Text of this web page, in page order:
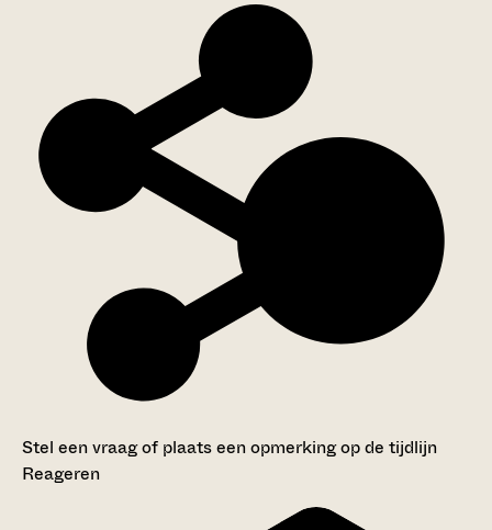
Stel een vraag of plaats een opmerking op de tijdlijn
Reageren